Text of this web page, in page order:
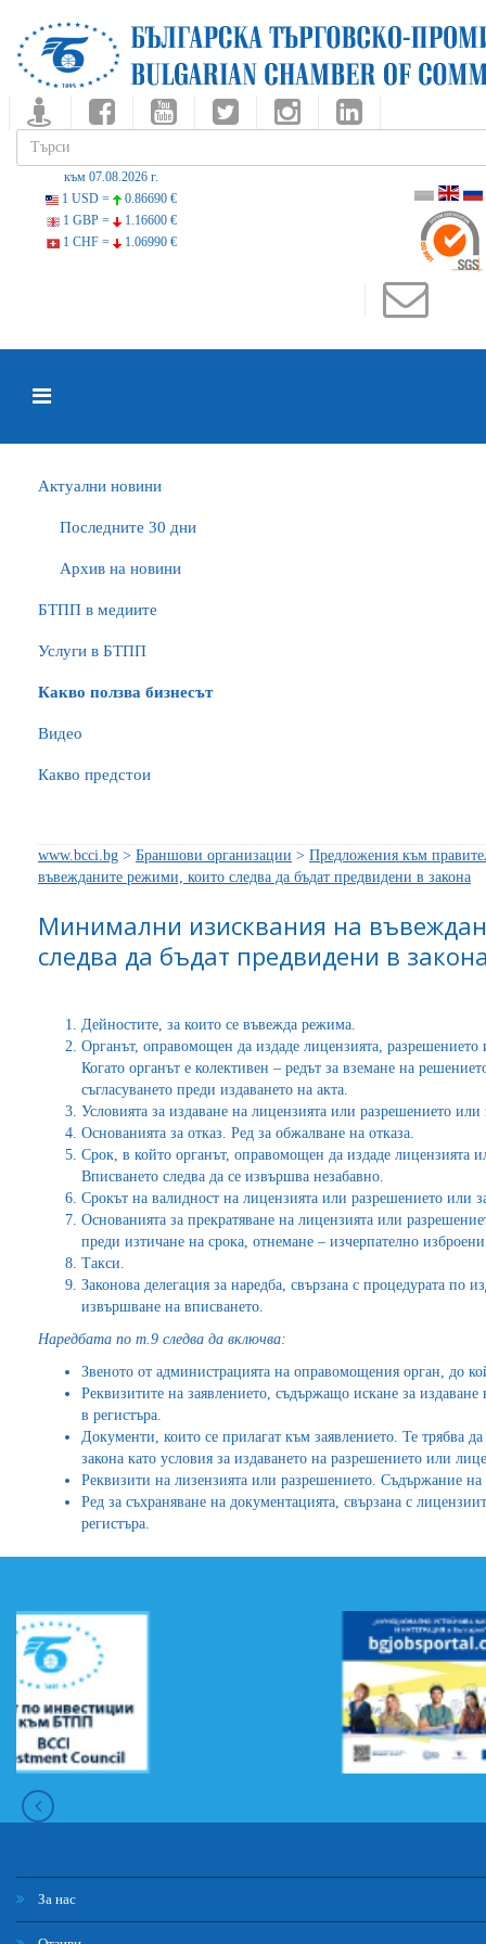
към 07.08.2026 г.
1 USD =
0.86690 €
1 GBP =
1.16600 €
1 CHF =
1.06990 €
Актуални новини
Последните 30 дни
Архив на новини
БTПП в медиите
Услуги в БТПП
Какво ползва бизнесът
Видео
Какво предстои
www.bcci.bg > Браншови организации > Предложения към
въвежданите режими, които следва да бъдат предвидени в закона
Минимални изисквания на
следва да бъдат предвидени в
Дейностите, за които се въвежда режима.
Органът, оправомощен да издаде лицензията,
Когато органът е колективен – редът за вземане на
съгласуването преди издаването на акта.
Условията за издаване на лицензията или разрешението или
Основанията за отказ. Ред за обжалване на отказа.
Срок, в който органът, оправомощен да издаде лицензията
Вписването следва да се извършва незабавно.
Срокът на валидност на лицензията или разрешението или
Основанията за прекратяване на лицензията или
преди изтичане на срока, отнемане – изчерпателно
Такси.
Законова делегация за наредба, свързана с процедурата по
извършване на вписването.
Наредбата по т.9 следва да включва:
Звеното от администрацията на оправомощения орган, до
Реквизитите на заявлението, съдържащо искане за
в регистъра.
Документи, които се прилагат към заявлението. Те трябва
закона като условия за издаването на разрешението или
Реквизити на лизензията или разрешението. Съдържание на
Ред за съхраняване на документацията, свързана с
регистъра.
За нас